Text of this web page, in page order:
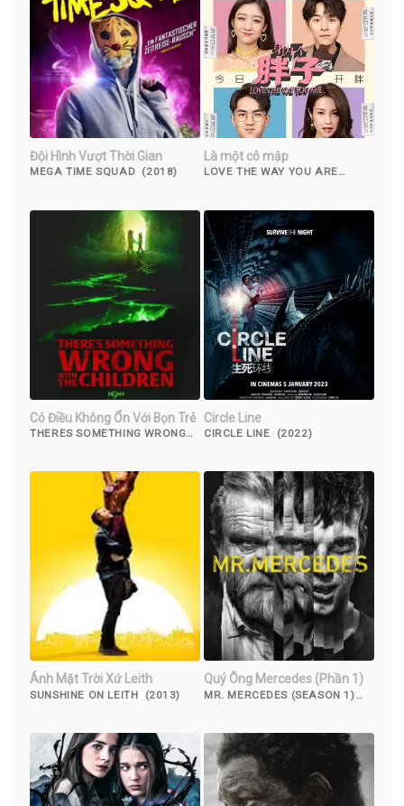
Đội Hình Vượt Thời Gian
MEGA TIME SQUAD (2018)
Là một cô mập
LOVE THE WAY YOU ARE
Có Điều Không Ổn Với Bọn Trẻ
THERES SOMETHING WRONG
Circle Line
CIRCLE LINE (2022)
Ánh Mặt Trời Xứ Leith
SUNSHINE ON LEITH (2013)
Quý Ông Mercedes (Phần 1)
MR. MERCEDES (SEASON 1)